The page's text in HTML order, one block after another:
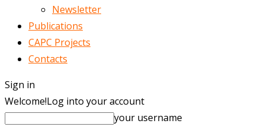
Newsletter
Publications
CAPC Projects
Contacts
Sign in
Welcome!Log into your account
your username